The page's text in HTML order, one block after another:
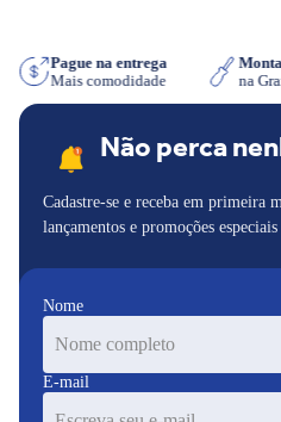
Pague na entrega
Mais comodidade
na
Não perca
Cadastre-se e receba em primeira
lançamentos e promoções especiais
Nome
E-mail